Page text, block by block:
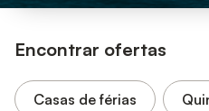
Encontrar ofertas
Casas de férias